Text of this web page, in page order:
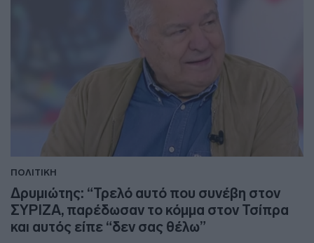
ΠΟΛΙΤΙΚΗ
Δρυμιώτης: “Τρελό αυτό που συνέβη στον
ΣΥΡΙΖΑ, παρέδωσαν το κόμμα στον Τσίπρα
και αυτός είπε “δεν σας θέλω”